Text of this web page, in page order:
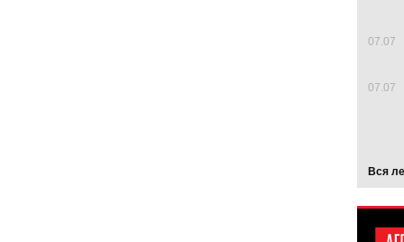
07.07
07.07
Вся